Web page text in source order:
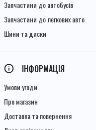
Запчастини до автобусів
Запчастини до легкових авто
Шини та диски
ІНФОРМАЦІЯ
Умови угоди
Про магазин
Доставка та повернення